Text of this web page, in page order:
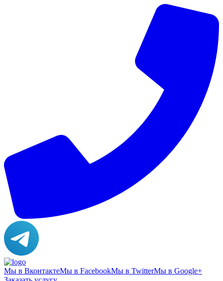
Мы в ВконтактеМы в FacebookМы в TwitterМы в Google+